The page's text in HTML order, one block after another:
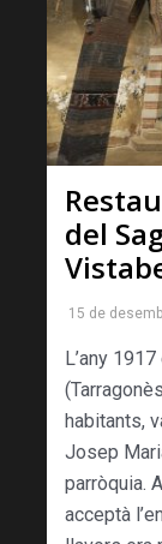
del
15 de
L’any
habitants,
Josep
parròquia.
acceptà